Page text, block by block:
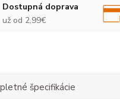
Dostupná doprava
už od 2,99€
špecifikácie